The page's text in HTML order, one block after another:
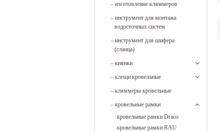
– изготовление кляммеров
– инструмент для монтажа
водосточных систем
– инструмент для шифера
(сланца)
– киянки
– клещи кровельные
– кляммеры кровельные
– кровельные рамки
кровельные рамки Draco
кровельные рамки RAU